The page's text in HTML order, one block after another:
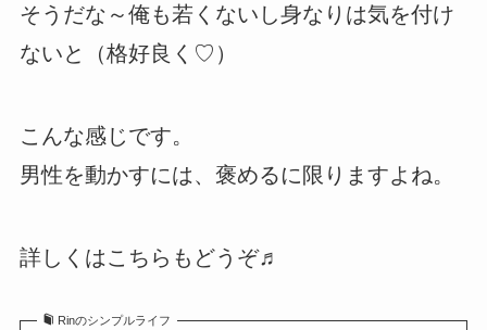
そうだな～俺も若くないし身なりは気を付け
ないと（格好良く♡）
こんな感じです。
男性を動かすには、褒めるに限りますよね。
詳しくはこちらもどうぞ♬
Rinのシンプルライフ